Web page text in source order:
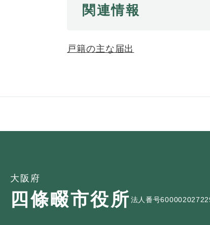
関連情報
戸籍の主な届出
大阪府
四條畷市役所 法人番号